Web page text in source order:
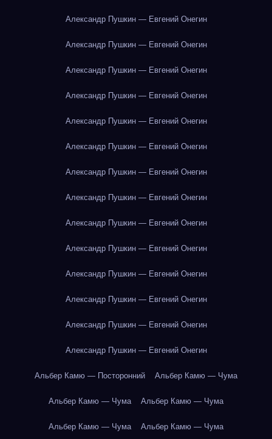
Александр Пушкин — Евгений Онегин
Александр Пушкин — Евгений Онегин
Александр Пушкин — Евгений Онегин
Александр Пушкин — Евгений Онегин
Александр Пушкин — Евгений Онегин
Александр Пушкин — Евгений Онегин
Александр Пушкин — Евгений Онегин
Александр Пушкин — Евгений Онегин
Александр Пушкин — Евгений Онегин
Александр Пушкин — Евгений Онегин
Александр Пушкин — Евгений Онегин
Александр Пушкин — Евгений Онегин
Александр Пушкин — Евгений Онегин
Александр Пушкин — Евгений Онегин
Альбер Камю — Посторонний Альбер Камю — Чума
Альбер Камю — Чума Альбер Камю — Чума
Альбер Камю — Чума Альбер Камю — Чума